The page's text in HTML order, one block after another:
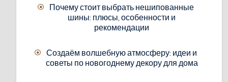
Почему стоит выбрать нешипованные
шины: плюсы, особенности и
рекомендации
Создаём волшебную атмосферу: идеи и
советы по новогоднему декору для дома